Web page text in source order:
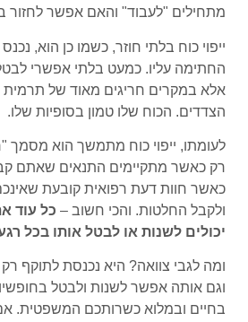
מתחילים "לעבוד" והאם אפשר לחזור
ייפוי כוח בלתי חוזר, כשמו כן הוא,
החתימה עליו. כמעט בלתי אפשרי
אלא במקרים חריגים מאוד של
הצדדים. הכוח שלו טמון בסופיות שלו.
לעומתו, ייפוי כוח מתמשך הוא מסמך
רק כאשר מתקיימים התנאים שאתם
כאשר חוות דעת רפואית קובעת
ולקבל החלטות. והכי חשוב – כל עוד
יכולים לשנות או לבטל אותו בכל
ומה לגבי צוואה? היא נכנסת לתוקף
וגם אותה אפשר לשנות ולבטל
בחיים ובמלוא כשרותכם המשפטית.